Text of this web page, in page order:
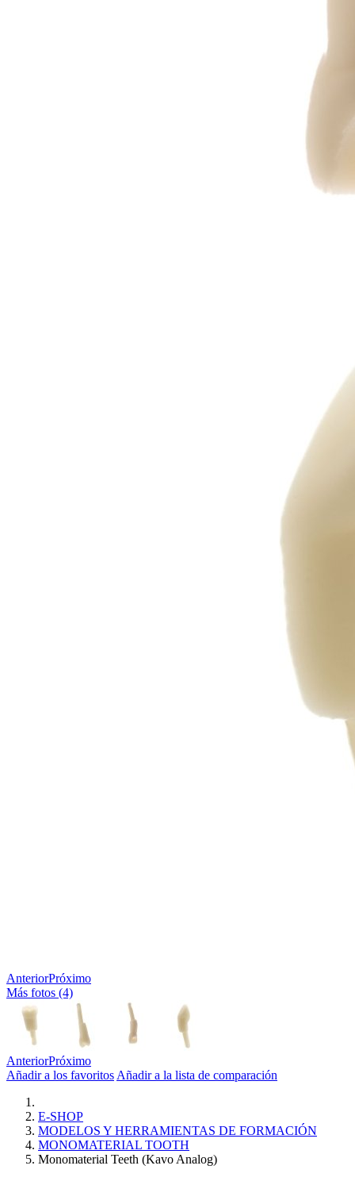
AnteriorPróximo
Más fotos (4)
AnteriorPróximo
Añadir a los favoritos Añadir a la lista de comparación
E-SHOP
MODELOS Y HERRAMIENTAS DE FORMACIÓN
MONOMATERIAL TOOTH
Monomaterial Teeth (Kavo Analog)